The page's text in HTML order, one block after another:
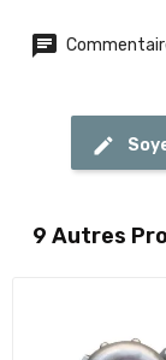
9 Autres